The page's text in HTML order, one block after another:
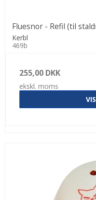
Fluesnor - Refil (til
Kerbl
469b
255,00 DKK
ekskl. moms